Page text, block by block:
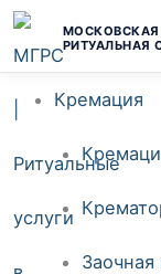
Перейти
к
МОСКОВСКАЯ
РИТУАЛЬНАЯ
Кремация